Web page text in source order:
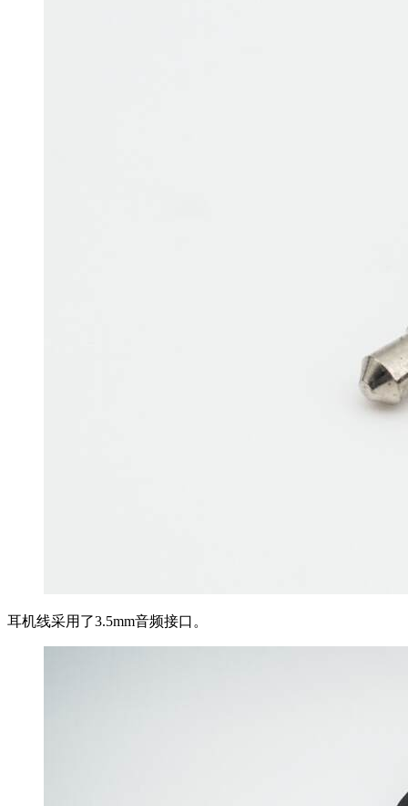
耳机线采用了3.5mm音频接口。